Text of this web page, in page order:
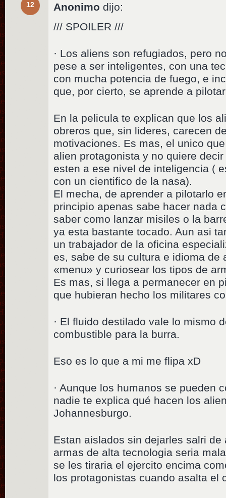
12 Anonimo dijo:
/// SPOILER ///
· Los aliens son refugiados, pero
pese a ser inteligentes, con una
con mucha potencia de fuego, e
que, por cierto, se aprende a
En la pelicula te explican que los
obreros que, sin lideres, carecen
motivaciones. Es mas, el unico
alien protagonista y no quiere
esten a ese nivel de inteligencia (
con un cientifico de la nasa).
El mecha, de aprender a pilotarlo
principio apenas sabe hacer nada
saber como lanzar misiles o la
ya esta bastante tocado. Aun asi
un trabajador de la oficina
es, sabe de su cultura e idioma de
«menu» y curiosear los tipos de
Es mas, si llega a permanecer en
que hubieran hecho los militares
· El fluido destilado vale lo mismo
combustible para la burra.
Eso es lo que a mi me flipa xD
· Aunque los humanos se pueden
nadie te explica qué hacen los
Johannesburgo.
Estan aislados sin dejarles salri de
armas de alta tecnologia seria
se les tiraria el ejercito encima
los protagonistas cuando asalta el